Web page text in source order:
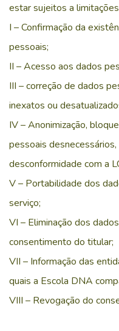
estar sujeitos a
I – Confirmação da
pessoais;
II – Acesso aos dados
III – correção de dados
inexatos ou
IV – Anonimização,
pessoais
desconformidade com a
V – Portabilidade dos
serviço;
VI – Eliminação dos
consentimento do titular;
VII – Informação das
quais a Escola DNA
VIII – Revogação do